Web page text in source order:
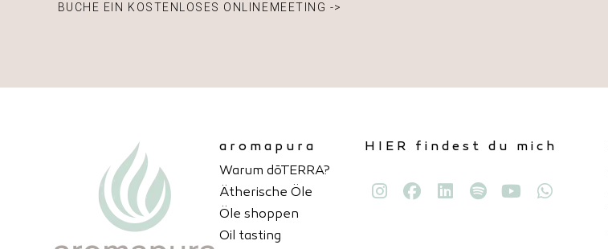
BUCHE EIN KOSTENLOSES ONLINEMEETING ->
aromapura
Warum dōTERRA?
Ätherische Öle
Öle shoppen
Oil tasting
HIER findest du mich